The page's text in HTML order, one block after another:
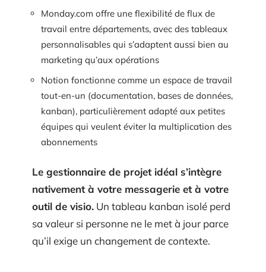
Monday.com offre une flexibilité de flux de
travail entre départements, avec des tableaux
personnalisables qui s’adaptent aussi bien au
marketing qu’aux opérations
Notion fonctionne comme un espace de travail
tout-en-un (documentation, bases de données,
kanban), particulièrement adapté aux petites
équipes qui veulent éviter la multiplication des
abonnements
Le gestionnaire de projet idéal s’intègre
nativement à votre messagerie et à votre
outil de visio. Un tableau kanban isolé perd
sa valeur si personne ne le met à jour parce
qu’il exige un changement de contexte.